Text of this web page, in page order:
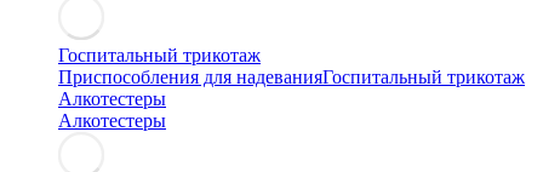
Госпитальный трикотаж
Приспособления для надеванияГоспитальный трикотаж
Алкотестеры
Алкотестеры